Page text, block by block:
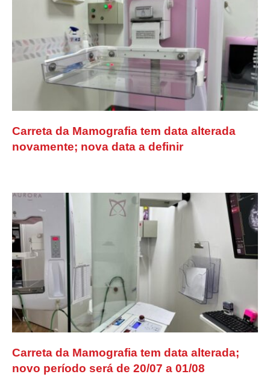
Carreta da Mamografia tem data alterada
novamente; nova data a definir
Carreta da Mamografia tem data alterada;
novo período será de 20/07 a 01/08